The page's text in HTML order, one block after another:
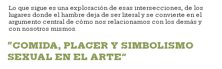
Lo que sigue es una exploración de esas intersecciones, de los
lugares donde el hambre deja de ser literal y se convierte en el
argumento central de cómo nos relacionamos con los demás y
con nosotros mismos.
“COMIDA, PLACER Y SIMBOLISMO
SEXUAL EN EL ARTE”